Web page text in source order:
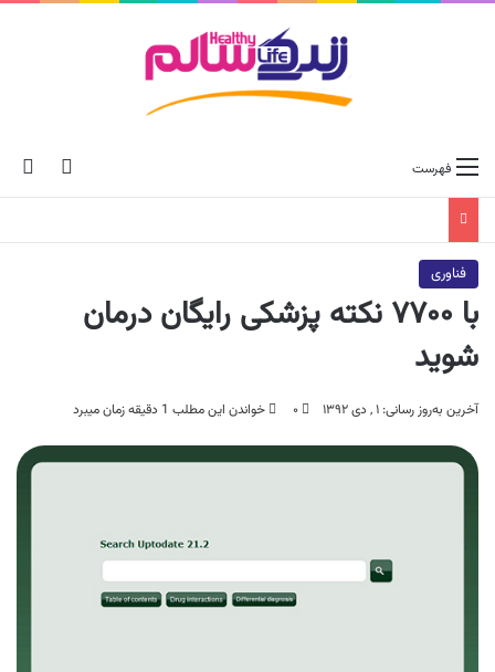
skin فهرست
فناوری
با ۷۷۰۰ نکته پزشکی رایگان درمان
شوید
آخرین به‌روز رسانی: ۱ , دی ۱۳۹۲ ۰ خواندن این مطلب 1 دقیقه زمان میبرد